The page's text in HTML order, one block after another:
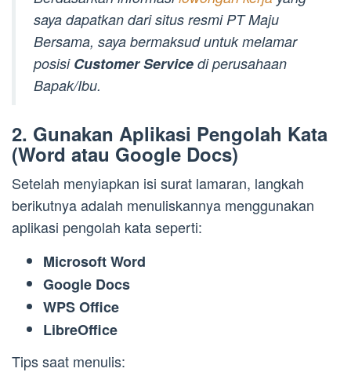
saya dapatkan dari situs resmi PT Maju
Bersama, saya bermaksud untuk melamar
posisi Customer Service di perusahaan
Bapak/Ibu.
2. Gunakan Aplikasi Pengolah Kata
(Word atau Google Docs)
Setelah menyiapkan isi surat lamaran, langkah
berikutnya adalah menuliskannya menggunakan
aplikasi pengolah kata seperti:
Microsoft Word
Google Docs
WPS Office
LibreOffice
Tips saat menulis: